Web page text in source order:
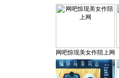
网吧惊现美女作陪上网